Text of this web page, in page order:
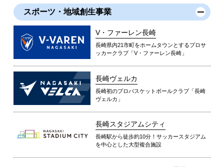
スポーツ・地域創生事業
V・ファーレン長崎
長崎県内21市町をホームタウンとするプロサ
ッカークラブ「V・ファーレン長崎」
長崎ヴェルカ
長崎初のプロバスケットボールクラブ「長崎
ヴェルカ」
長崎スタジアムシティ
長崎駅から徒歩約10分！サッカースタジアム
を中心とした大型複合施設